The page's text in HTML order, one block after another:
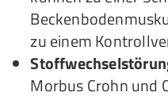
zu einem
Morbus Crohn und